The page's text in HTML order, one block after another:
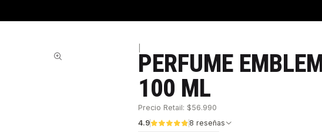
PERFUME
100 ML
Precio Retail: $56.990
4.9
8 reseñas